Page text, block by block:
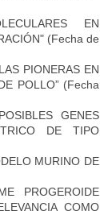
EN
(Fecha de
PIONERAS EN
POLLO”(Fecha
GENES
DE TIPO
MURINO DE
PROGEROIDE
COMO